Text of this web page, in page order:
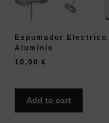
Espumador Electrico
Aluminio
10,00 €
Add to cart